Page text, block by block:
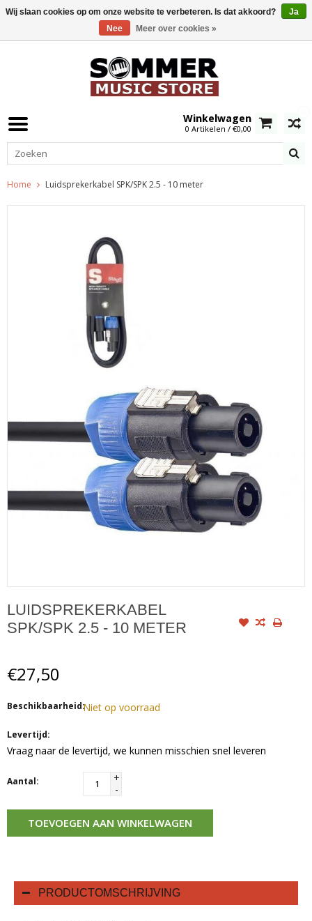
Winkelwagen
0 Artikelen / €0,00
Home Luidsprekerkabel SPK/SPK 2.5 - 10 meter
LUIDSPREKERKABEL
SPK/SPK 2.5 - 10 METER
€27,50
Beschikbaarheid:Niet op voorraad
Levertijd:
Vraag naar de levertijd, we kunnen misschien snel leveren
Aantal:
+
-
TOEVOEGEN AAN WINKELWAGEN
PRODUCTOMSCHRIJVING
Wij slaan cookies op om onze website te verbeteren. Is dat akkoord?
Ja
Nee
Meer over cookies »